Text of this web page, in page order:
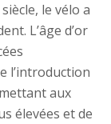
le vélo a
L’âge d’or
l’introduction
aux
élevées et de